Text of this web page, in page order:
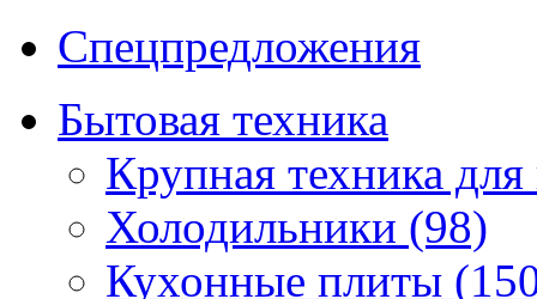
Спецпредложения
Бытовая техника
Крупная техника
Холодильники (98)
Кухонные плиты